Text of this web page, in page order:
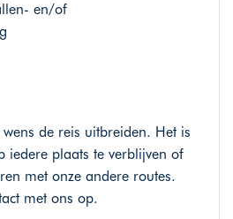
en/of
de reis uitbreiden. Het is
iedere plaats te verblijven of
met onze andere routes.
met ons op.